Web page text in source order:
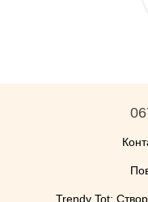
Trendy Tot: